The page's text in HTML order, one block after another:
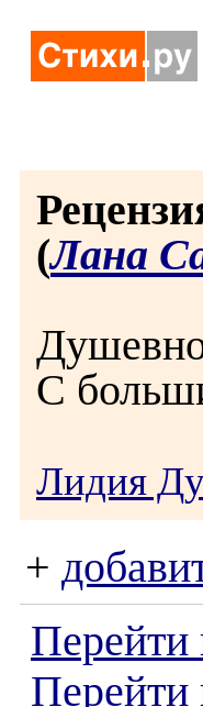
(Лана
С
Лидия
+
Перейти
Перейти